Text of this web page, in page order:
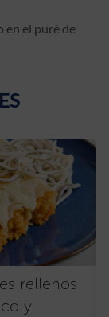
en el puré de
rellenos
y